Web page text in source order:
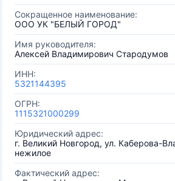
Сокращенное наименование:
ООО УК "БЕЛЫЙ ГОРОД"
Имя руководителя:
Алексей Владимирович Стародумов
ИНН:
5321144395
ОГРН:
1115321000299
Юридический адрес:
г. Великий Новгород, ул. Каберова-
нежилое
Фактический адрес: